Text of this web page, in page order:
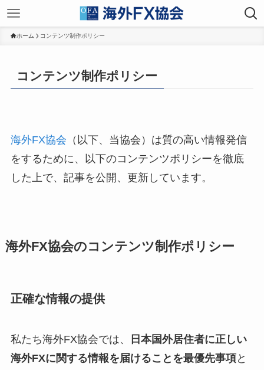
ホーム コンテンツ制作ポリシー
コンテンツ制作ポリシー
海外FX協会 （以下、当協会）は質の高い情報発信
をするために、以下のコンテンツポリシーを徹底
した上で、記事を公開、更新しています。
海外FX協会のコンテンツ制作ポリシー
正確な情報の提供
私たち海外FX協会では、
日本国外居住者に正しい
海外FXに関する情報を届けることを最優先事項と